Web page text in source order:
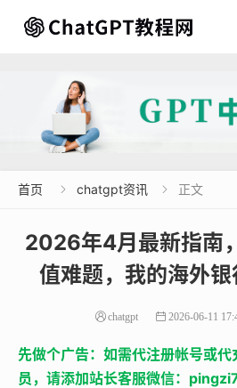
首页  chatgpt资讯  正文
2026年4月最新指南
值难题，我的海外
chatgpt 2026-06-11
先做个广告：如需代注册帐号或
员，请添加站长客服微信：